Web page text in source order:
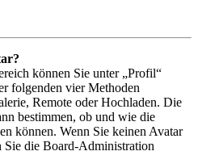
können Sie unter „Profil“
folgenden vier Methoden
Remote oder Hochladen. Die
bestimmen, ob und wie die
können. Wenn Sie keinen Avatar
Sie die Board-Administration